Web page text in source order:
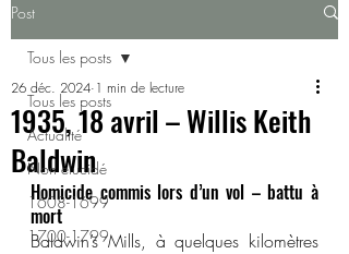
Post
Tous les posts
Actualité
Non élucidé
1608-1699
1700-1799
Tous les posts
1935, 18 avril – Willis Keith
Baldwin
26 déc. 2024 1 min de lecture
Homicide commis lors d’un vol – battu à
mort
Baldwin’s Mills, à quelques kilomètres